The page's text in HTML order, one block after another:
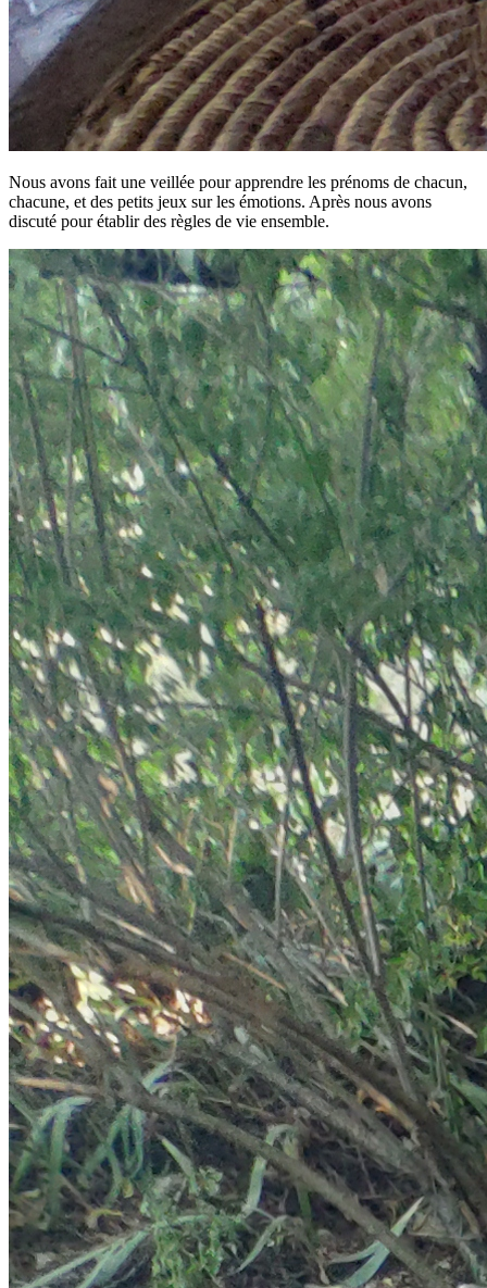
Nous avons fait une veillée pour apprendre les prénoms de chacun,
chacune, et des petits jeux sur les émotions. Après nous avons
discuté pour établir des règles de vie ensemble.